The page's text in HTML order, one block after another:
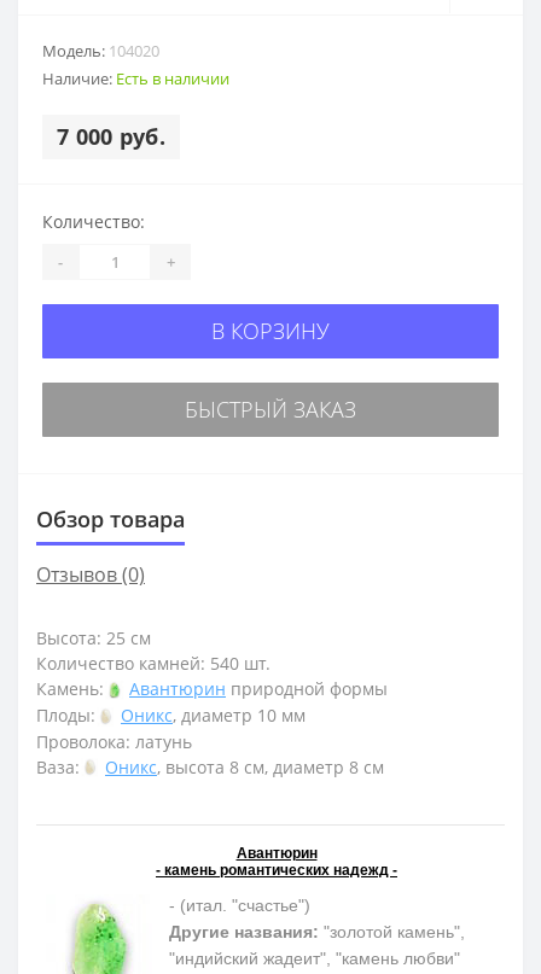
Модель: 104020
Наличие: Есть в наличии
7 000 руб.
Количество:
- +
В КОРЗИНУ
БЫСТРЫЙ ЗАКАЗ
Обзор товара
Отзывов (0)
Высота: 25 см
Количество камней: 540 шт.
Камень:
Авантюрин природной формы
Плоды:
Оникс, диаметр 10 мм
Проволока: латунь
Ваза:
Оникс, высота 8 см, диаметр 8 см
Авантюрин
- камень романтических надежд -
- (итал. "счастье")
Другие названия: "золотой камень",
"индийский жадеит", "камень любви"